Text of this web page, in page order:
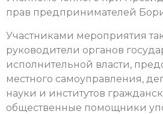
прав предпринимателей
Участниками мероприятия
руководители органов
исполнительной власти,
местного самоуправления,
науки и институтов
общественные помощники